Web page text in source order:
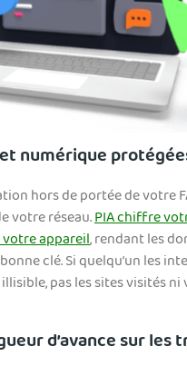
numérique
hors de portée de votre
votre réseau.PIA chiffre
appareil, rendant les
clé. Si quelqu’un les
pas les sites visités ni
d’avance sur les